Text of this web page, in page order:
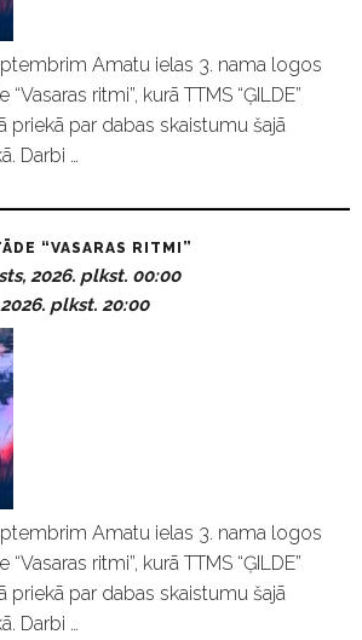
Amatu ielas 3. nama logos
ritmi”, kurā TTMS “ĢILDE”
priekā par dabas skaistumu šajā
Darbi …
“VASARAS RITMI”
2026. plkst. 00:00
plkst. 20:00
Amatu ielas 3. nama logos
ritmi”, kurā TTMS “ĢILDE”
priekā par dabas skaistumu šajā
Darbi …